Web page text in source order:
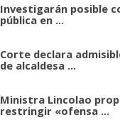
Investigarán posible
pública en ...
Corte declara
de alcaldesa ...
Ministra Lincolao
restringir «ofensa ...